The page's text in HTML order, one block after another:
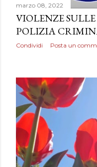
marzo 08, 2022
VIOLENZE
POLIZIA
Condividi Posta un